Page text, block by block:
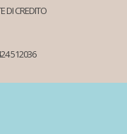
DI CREDITO
512036